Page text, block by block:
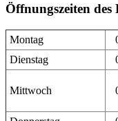
Öffnungszeiten des
Montag
Dienstag
Mittwoch